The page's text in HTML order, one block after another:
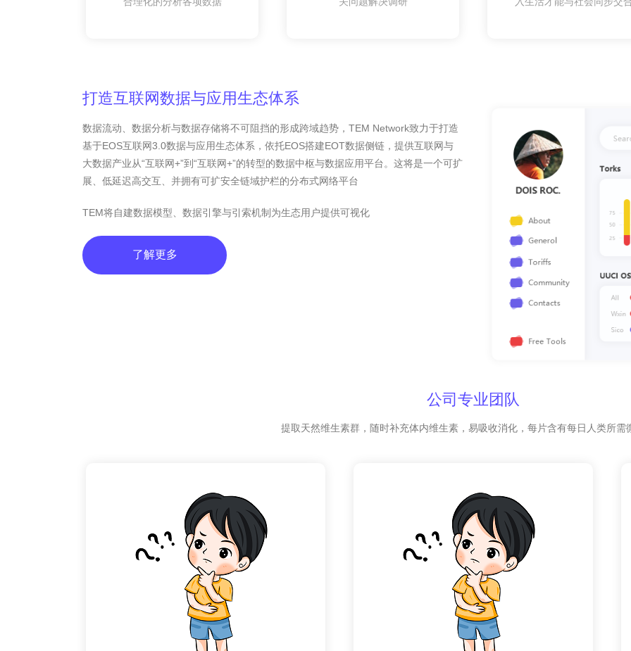
打造互联网数据与应用生态体系
数据流动、数据分析与数据存储将不可阻挡的形成跨域趋势，TEM Network致力于打造
基于EOS互联网3.0数据与应用生态体系，依托EOS搭建EOT数据侧链，提供互联网与
大数据产业从“互联网+”到“互联网+”的转型的数据中枢与数据应用平台。这将是一个可扩
展、低延迟高交互、并拥有可扩安全链域护栏的分布式网络平台
TEM将自建数据模型、数据引擎与引索机制为生态用户提供可视化
了解更多
公司专业团队
提取天然维生素群，随时补充体内维生素，易吸收消化，每片含有每日人类所需